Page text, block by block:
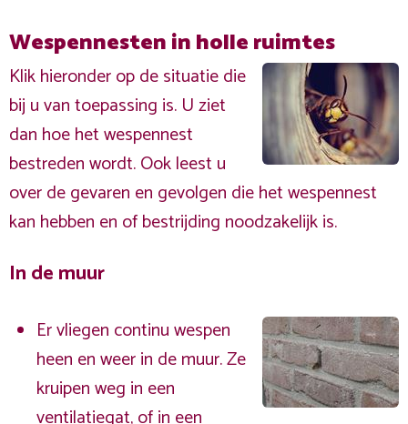
Wespennesten in holle ruimtes
Klik hieronder op de situatie die
bij u van toepassing is. U ziet
dan hoe het wespennest
bestreden wordt. Ook leest u
over de gevaren en gevolgen die het wespennest
kan hebben en of bestrijding noodzakelijk is.
In de muur
Er vliegen continu wespen
heen en weer in de muur. Ze
kruipen weg in een